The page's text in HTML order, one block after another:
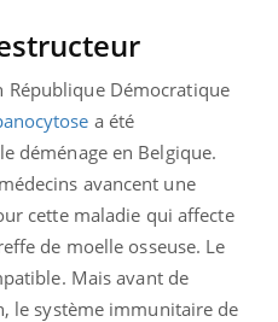
République Démocratique
a été
déménage en Belgique.
avancent une
cette maladie qui affecte
de moelle osseuse. Le
Mais avant de
le système immunitaire de